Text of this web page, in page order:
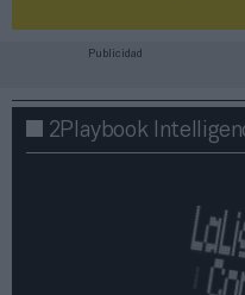
Publicidad
2Playbook